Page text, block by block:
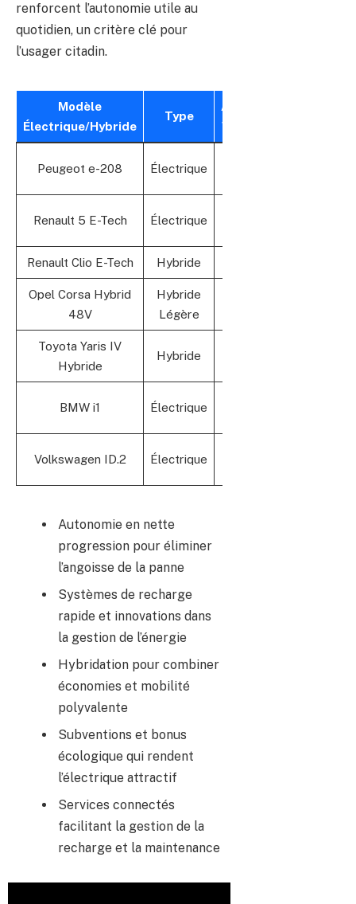
renforcent l’autonomie utile au
quotidien, un critère clé pour
l’usager citadin.
Modèle
Électrique/Hybride
Type
Autonomie
WLTP (km)
Peugeot e-208 Électrique
Renault 5 E-Tech Électrique
Renault Clio E-Tech Hybride
Opel Corsa Hybrid
48V
Hybride
Légère
Toyota Yaris IV
Hybride
Hybride
BMW i1 Électrique
Volkswagen ID.2 Électrique
Autonomie en nette
progression pour éliminer
l’angoisse de la panne
Systèmes de recharge
rapide et innovations dans
la gestion de l’énergie
Hybridation pour combiner
économies et mobilité
polyvalente
Subventions et bonus
écologique qui rendent
l’électrique attractif
Services connectés
facilitant la gestion de la
recharge et la maintenance